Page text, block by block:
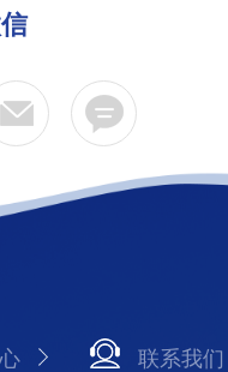
联系我们